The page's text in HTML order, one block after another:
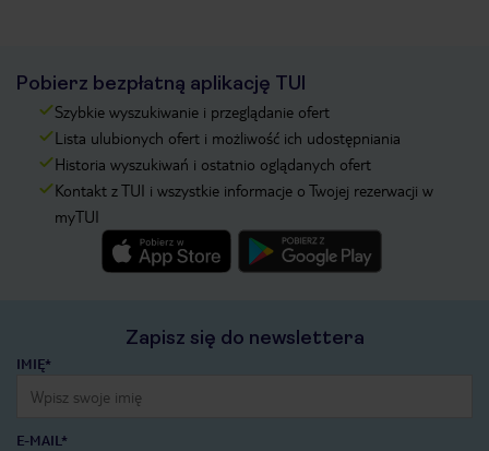
Pobierz bezpłatną aplikację TUI
Szybkie wyszukiwanie i przeglądanie ofert
Lista ulubionych ofert i możliwość ich udostępniania
Historia wyszukiwań i ostatnio oglądanych ofert
Kontakt z TUI i wszystkie informacje o Twojej rezerwacji w
myTUI
Zapisz się do newslettera
IMIĘ*
E-MAIL*